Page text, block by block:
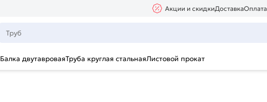
Акции и скидкиДоставкаОплата
Балка двутавроваяТруба круглая стальнаяЛистовой прокат